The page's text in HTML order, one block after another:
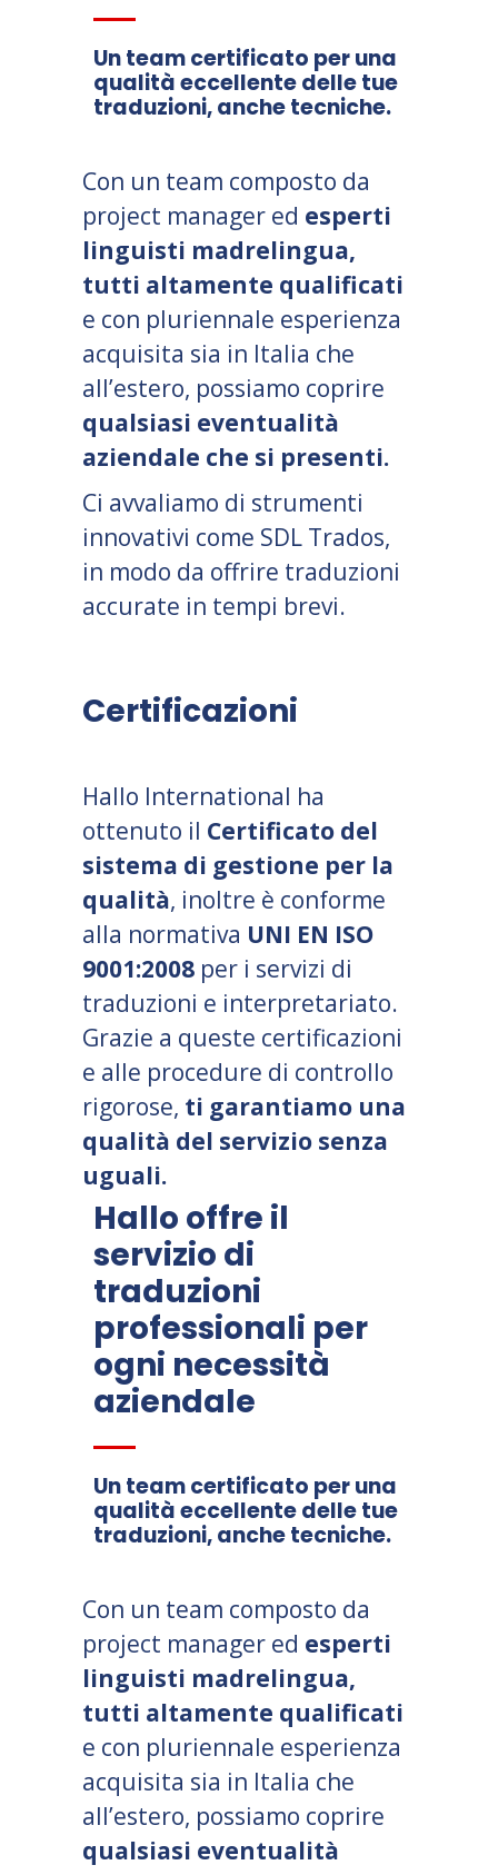
Un team certificato per una
qualità eccellente delle tue
traduzioni, anche tecniche.
Con un team composto da
project manager ed esperti
linguisti madrelingua,
tutti altamente qualificati
e con pluriennale esperienza
acquisita sia in Italia che
all’estero, possiamo coprire
qualsiasi eventualità
aziendale che si presenti.
Ci avvaliamo di strumenti
innovativi come SDL Trados,
in modo da offrire traduzioni
accurate in tempi brevi.
Certificazioni
Hallo International ha
ottenuto il Certificato del
sistema di gestione per la
qualità, inoltre è conforme
alla normativa UNI EN ISO
9001:2008 per i servizi di
traduzioni e interpretariato.
Grazie a queste certificazioni
e alle procedure di controllo
rigorose, ti garantiamo una
qualità del servizio senza
uguali.
Hallo offre il
servizio di
traduzioni
professionali per
ogni necessità
aziendale
Un team certificato per una
qualità eccellente delle tue
traduzioni, anche tecniche.
Con un team composto da
project manager ed esperti
linguisti madrelingua,
tutti altamente qualificati
e con pluriennale esperienza
acquisita sia in Italia che
all’estero, possiamo coprire
qualsiasi eventualità